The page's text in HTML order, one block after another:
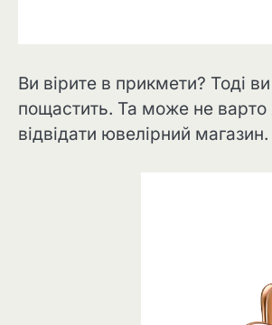
Ви вірите в прикмети? Тоді
пощастить. Та може не варто
відвідати ювелірний магазин.